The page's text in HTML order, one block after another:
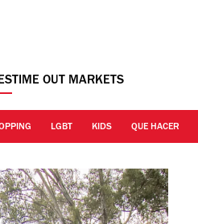
TIME OUT MARKETS
LGBT KIDS QUE HACER